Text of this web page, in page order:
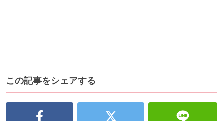
この記事をシェアする